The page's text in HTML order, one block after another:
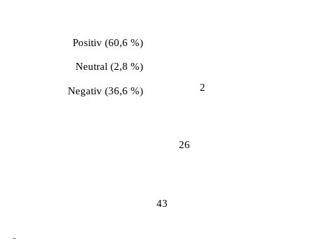
26
Negativ(36,6 %) 2
Neutral (2,8 %)
43
Positiv(60,6 %)